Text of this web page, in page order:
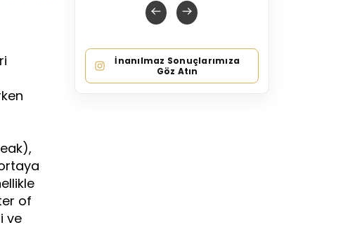
of
ve
İnanılmaz Sonuçlarımıza
Göz Atın